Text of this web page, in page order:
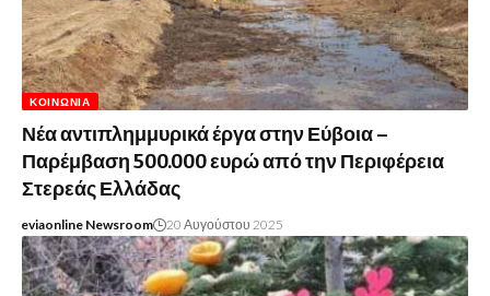
ΚΟΙΝΩΝΊΑ
Νέα αντιπλημμυρικά έργα στην Εύβοια –
Παρέμβαση 500.000 ευρώ από την Περιφέρεια
Στερεάς Ελλάδας
eviaonline Newsroom 20 Αυγούστου 2025